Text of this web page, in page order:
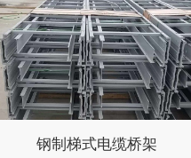
钢制梯式电缆桥架